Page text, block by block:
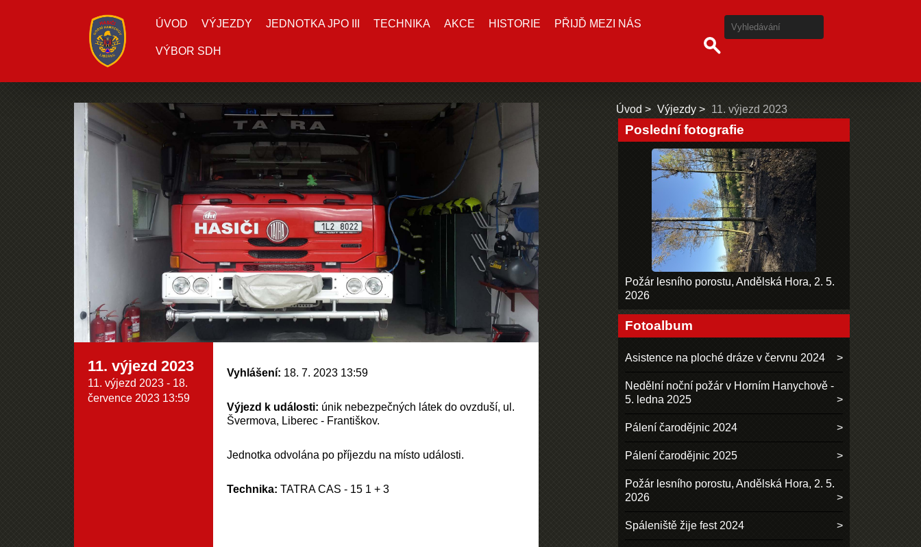
ÚVOD VÝJEZDY JEDNOTKA JPO III TECHNIKA AKCE HISTORIE PŘIJĎ MEZI NÁS
VÝBOR SDH
11. výjezd 2023
11. výjezd 2023 - 18.
července 2023 13:59
Vyhlášení: 18. 7. 2023 13:59
Výjezd k události: únik nebezpečných látek do ovzduší, ul.
Švermova, Liberec - Františkov.
Jednotka odvolána po příjezdu na místo události.
Technika:TATRA CAS - 15 1 + 3
Úvod Výjezdy 11. výjezd 2023
Poslední fotografie
Požár lesního porostu, Andělská Hora, 2. 5.
2026
Fotoalbum
Asistence na ploché dráze v červnu 2024
Nedělní noční požár v Horním Hanychově -
5. ledna 2025
Pálení čarodějnic 2024
Pálení čarodějnic 2025
Požár lesního porostu, Andělská Hora, 2. 5.
2026
Spáleniště žije fest 2024